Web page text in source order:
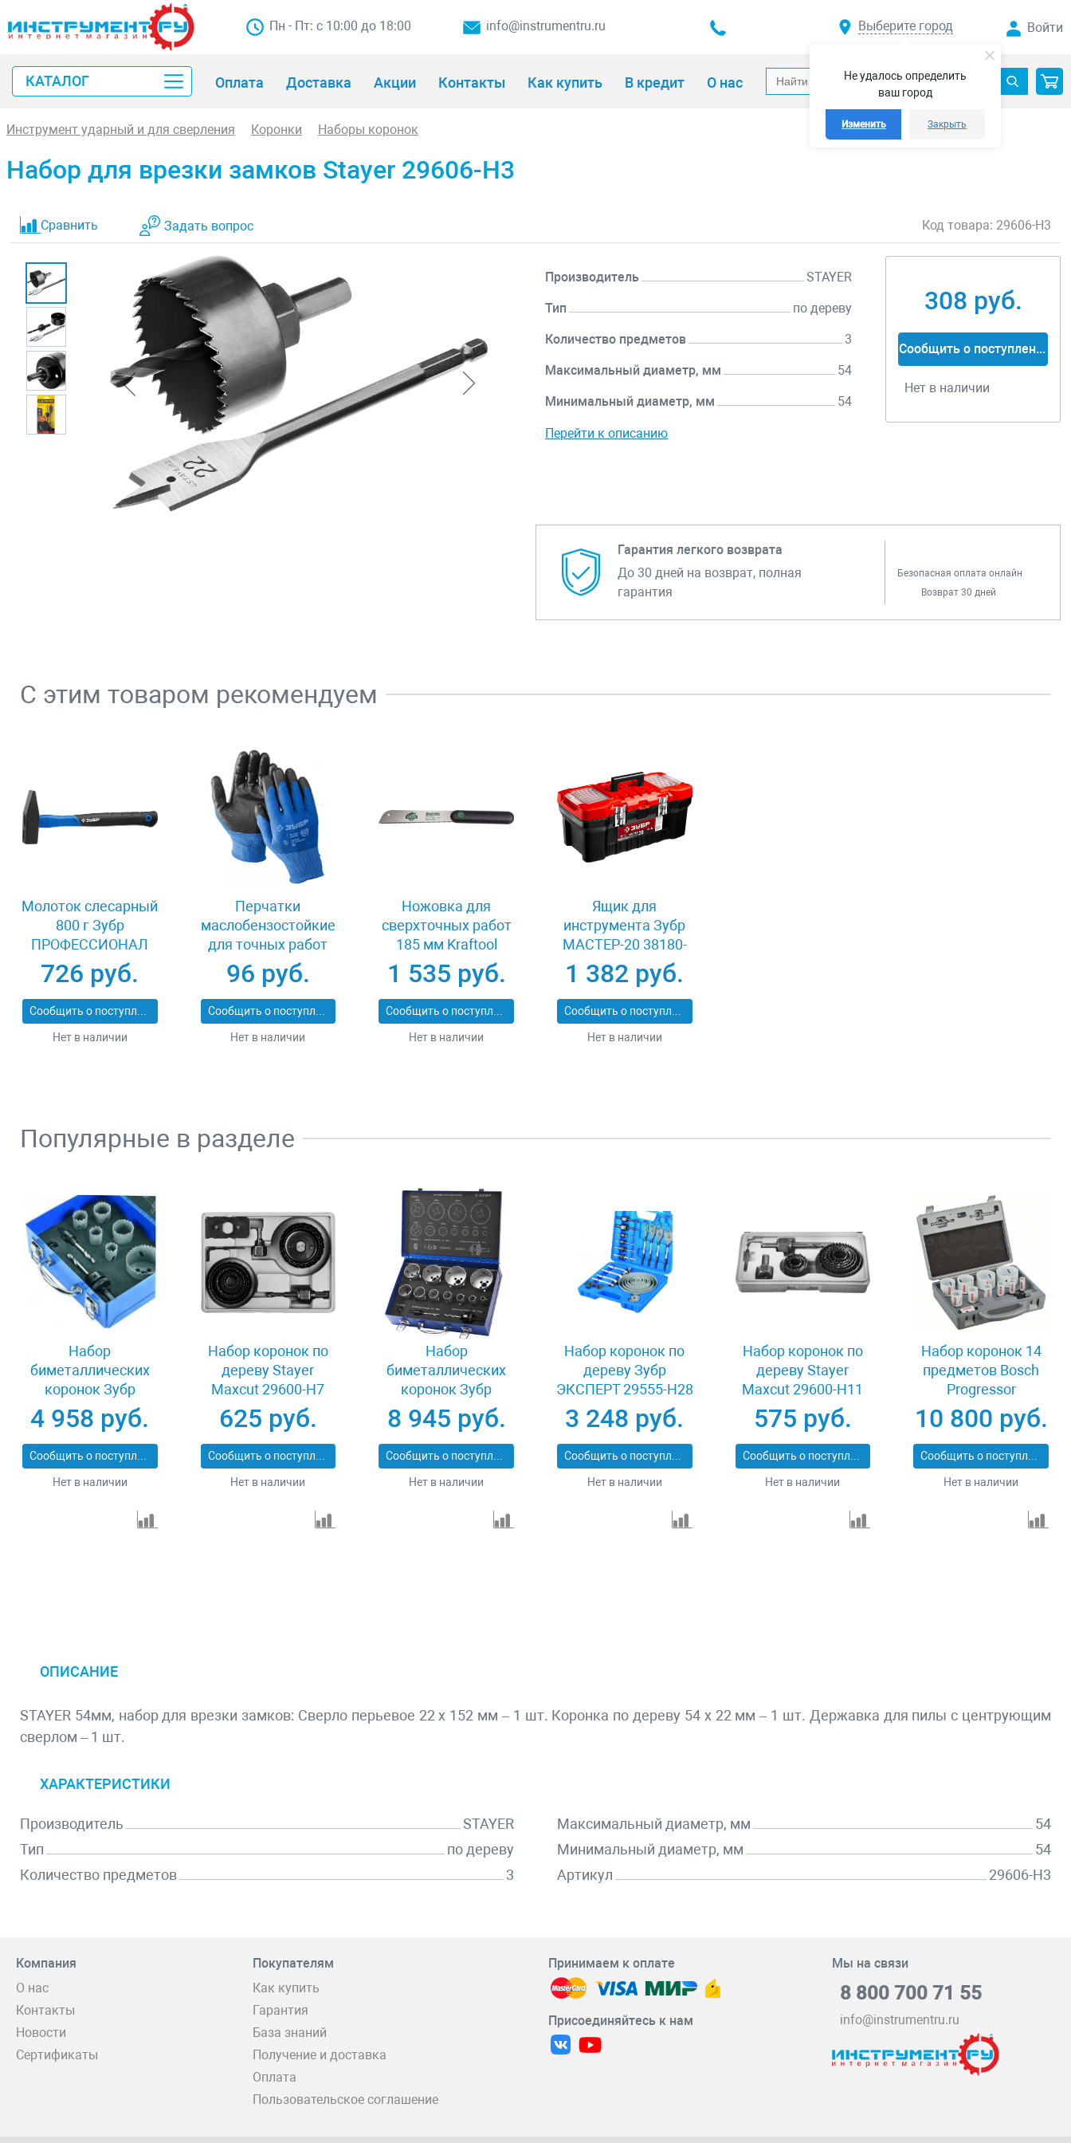
Не удалось определить
ваш город
Изменить Закрыть
Пн - Пт: с 10:00 до 18:00 info@instrumentru.ru Выберите город Войти
КАТАЛОГ Оплата Доставка Акции Контакты Как купить В кредит О нас
Инструмент ударный и для сверления Коронки Наборы коронок
Набор для врезки замков Stayer 29606-H3
Сравнить Задать вопрос Код товара: 29606-H3
Производитель STAYER
Тип по дереву
Количество предметов 3
Максимальный диаметр, мм 54
Минимальный диаметр, мм 54
Перейти к описанию
308 руб.
Сообщить о поступлении
Нет в наличии
Гарантия легкого возврата
До 30 дней на возврат, полная
гарантия
Безопасная оплата онлайн
Возврат 30 дней
С этим товаром рекомендуем
Молоток слесарный
800 г Зубр
ПРОФЕССИОНАЛ
20020-08_z01
726 руб.
Сообщить о поступлении
Нет в наличии
Перчатки
маслобензостойкие
для точных работ
размер L Зубр
МЕХАНИК 11276-
L_z01
96 руб.
Сообщить о поступлении
Нет в наличии
Ножовка для
сверхточных работ
185 мм Kraftool
KATRAN PRECISION
1-15194-18-22
1 535 руб.
Сообщить о поступлении
Нет в наличии
Ящик для
инструмента Зубр
МАСТЕР-20 38180-
20_z02
1 382 руб.
Сообщить о поступлении
Нет в наличии
Популярные в разделе
Набор
биметаллических
коронок Зубр
ЭКСПЕРТ 29531-H6-1
4 958 руб.
Сообщить о поступлении
Нет в наличии
Набор коронок по
дереву Stayer
Maxcut 29600-H7
625 руб.
Сообщить о поступлении
Нет в наличии
Набор
биметаллических
коронок Зубр
ЭКСПЕРТ 29531-H11
8 945 руб.
Сообщить о поступлении
Нет в наличии
Набор коронок по
дереву Зубр
ЭКСПЕРТ 29555-H28
3 248 руб.
Сообщить о поступлении
Нет в наличии
Набор коронок по
дереву Stayer
Maxcut 29600-H11
575 руб.
Сообщить о поступлении
Нет в наличии
Набор коронок 14
предметов Bosch
Progressor
2608584669
10 800 руб.
Сообщить о поступлении
Нет в наличии
ОПИСАНИЕ
STAYER 54мм, набор для врезки замков: Сверло перьевое 22 х 152 мм – 1 шт. Коронка по дереву 54 х 22 мм – 1 шт. Державка для пилы с центрующим
сверлом – 1 шт.
ХАРАКТЕРИСТИКИ
Производитель
STAYER
Тип
по дереву
Количество предметов
3
Максимальный диаметр, мм
54
Минимальный диаметр, мм
54
Артикул
29606-H3
Компания
О нас
Контакты
Новости
Сертификаты
Покупателям
Как купить
Гарантия
База знаний
Получение и доставка
Оплата
Пользовательское соглашение
Принимаем к оплате
Присоединяйтесь к нам
Мы на связи
8 800 700 71 55
info@instrumentru.ru